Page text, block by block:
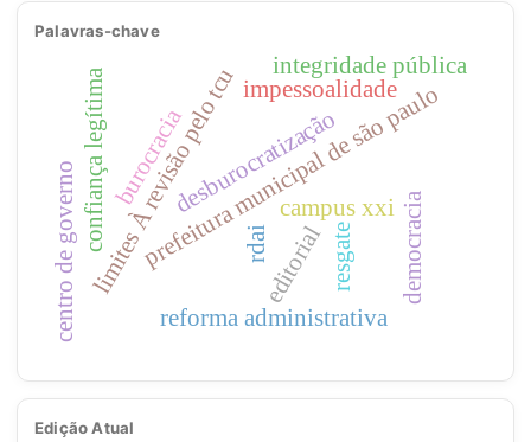
Palavras-chave
editorial
rdai
prefeitura municipal de são paulo
limites À revisão pelo tcu
confiança legítima
reforma administrativa
centro de governo desburocratização
campus xxi
resgate
integridade pública
burocracia
democracia
impessoalidade
Edição Atual